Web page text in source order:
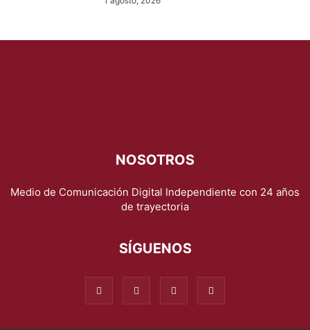
NOSOTROS
Medio de Comunicación Digital Independiente con 24 años
de trayectoria
SÍGUENOS